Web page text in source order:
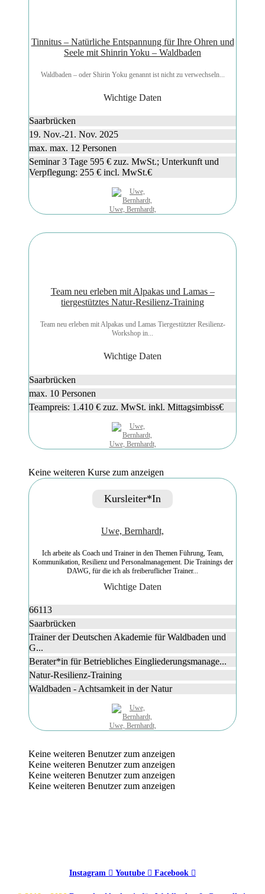
Tinnitus – Natürliche Entspannung für Ihre Ohren und
Seele mit Shinrin Yoku – Waldbaden
Waldbaden – oder Shirin Yoku genannt ist nicht zu verwechseln...
Wichtige Daten
Saarbrücken
19. Nov.-21. Nov. 2025
max. max. 12 Personen
Seminar 3 Tage 595 € zuz. MwSt.; Unterkunft und
Verpflegung: 255 € incl. MwSt.€
Uwe, Bernhardt,
Team neu erleben mit Alpakas und Lamas –
tiergestütztes Natur-Resilienz-Training
Team neu erleben mit Alpakas und Lamas Tiergestützter Resilienz-
Workshop in...
Wichtige Daten
Saarbrücken
max. 10 Personen
Teampreis: 1.410 € zuz. MwSt. inkl. Mittagsimbiss€
Uwe, Bernhardt,
Keine weiteren Kurse zum anzeigen
Kursleiter*in
Uwe, Bernhardt,
Ich arbeite als Coach und Trainer in den Themen Führung, Team,
Kommunikation, Resilienz und Personalmanagement. Die Trainings der
DAWG, für die ich als freiberuflicher Trainer...
Wichtige Daten
66113
Saarbrücken
Trainer der Deutschen Akademie für Waldbaden und
G...
Berater*in für Betriebliches Eingliederungsmanage...
Natur-Resilienz-Training
Waldbaden - Achtsamkeit in der Natur
Uwe, Bernhardt,
Keine weiteren Benutzer zum anzeigen
Keine weiteren Benutzer zum anzeigen
Keine weiteren Benutzer zum anzeigen
Keine weiteren Benutzer zum anzeigen
Instagram Youtube Facebook